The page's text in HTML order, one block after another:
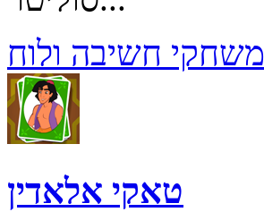
משחקי חשיבה ולוח
טאקי אלאדין